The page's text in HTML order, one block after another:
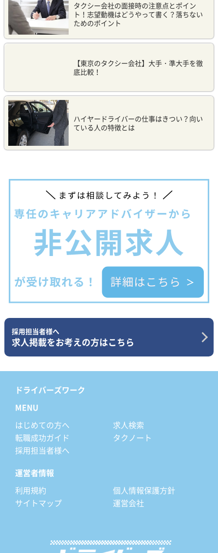
タクシー会社の面接時の注意点とポイン
ト！志望動機はどうやって書く？落ちない
ためのポイント
【東京のタクシー会社】大手・準大手を徹
底比較！
ハイヤードライバーの仕事はきつい？向い
ている人の特徴とは
採用担当者様へ
求人掲載をお考えの方はこちら
ドライバーズワーク
MENU
はじめての方へ
求人検索
転職成功ガイド
タクノート
採用担当者様へ
運営者情報
利用規約
個人情報保護方針
サイトマップ
運営会社